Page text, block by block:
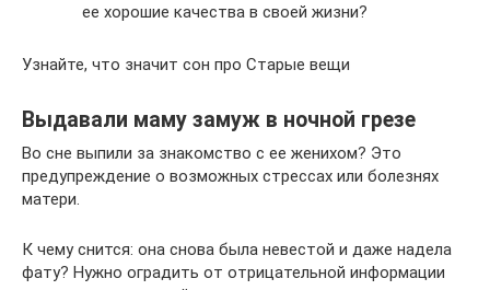
ее хорошие качества в своей жизни?
Узнайте, что значит сон про Старые вещи
Выдавали маму замуж в ночной грезе
Во сне выпили за знакомство с ее женихом? Это
предупреждение о возможных стрессах или болезнях
матери.
К чему снится: она снова была невестой и даже надела
фату? Нужно оградить от отрицательной информации